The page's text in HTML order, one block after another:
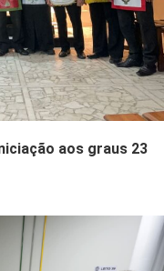
aos graus 23